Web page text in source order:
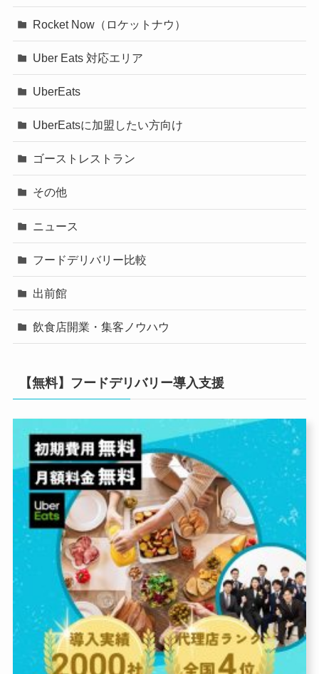
Rocket Now（ロケットナウ）
Uber Eats 対応エリア
UberEats
UberEatsに加盟したい方向け
ゴーストレストラン
その他
ニュース
フードデリバリー比較
出前館
飲食店開業・集客ノウハウ
【無料】フードデリバリー導入支援